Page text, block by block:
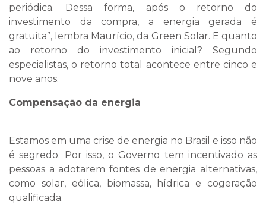
periódica. Dessa forma, após o retorno do
investimento da compra, a energia gerada é
gratuita”, lembra Maurício, da Green Solar. E quanto
ao retorno do investimento inicial? Segundo
especialistas, o retorno total acontece entre cinco e
nove anos.
Compensação da energia
Estamos em uma crise de energia no Brasil e isso não
é segredo. Por isso, o Governo tem incentivado as
pessoas a adotarem fontes de energia alternativas,
como solar, eólica, biomassa, hídrica e cogeração
qualificada.